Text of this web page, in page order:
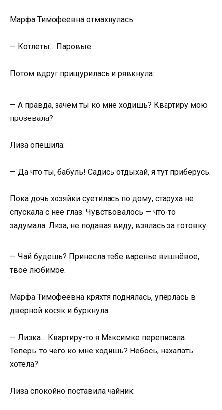
Марфа Тимофеевна отмахнулась:
— Котлеты… Паровые.
Потом вдруг прищурилась и рявкнула:
— А правда, зачем ты ко мне ходишь? Квартиру мою
прозевала?
Лиза опешила:
— Да что ты, бабуль! Садись отдыхай, я тут приберусь.
Пока дочь хозяйки суетилась по дому, старуха не
спускала с неё глаз. Чувствовалось — что-то
задумала. Лиза, не подавая виду, взялась за готовку.
— Чай будешь? Принесла тебе варенье вишнёвое,
твоё любимое.
Марфа Тимофеевна кряхтя поднялась, упёрлась в
дверной косяк и буркнула:
— Лизка… Квартиру-то я Максимке переписала.
Теперь-то чего ко мне ходишь? Небось, нахапать
хотела?
Лиза спокойно поставила чайник: